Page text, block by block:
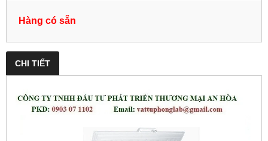
Hàng có sẵn
CHI TIẾT